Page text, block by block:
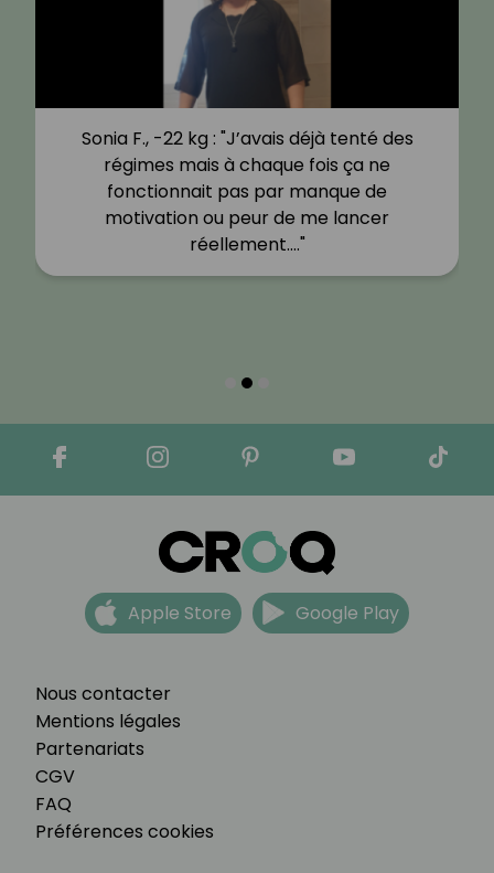
Sonia F., -22 kg : "J’avais déjà tenté des
régimes mais à chaque fois ça ne
fonctionnait pas par manque de
motivation ou peur de me lancer
réellement.…"
Nous contacter
Mentions légales
Partenariats
CGV
FAQ
Préférences cookies
Apple Store Google Play